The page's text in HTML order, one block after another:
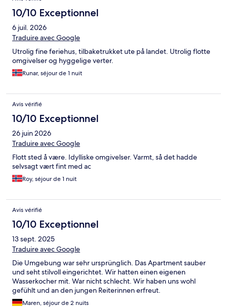
10/10 Exceptionnel
6 juil. 2026
Traduire avec Google
Utrolig fine feriehus, tilbaketrukket ute på landet. Utrolig flotte
omgivelser og hyggelige verter.
Runar, séjour de 1 nuit
Avis vérifié
10/10 Exceptionnel
26 juin 2026
Traduire avec Google
Flott sted å være. Idylliske omgivelser. Varmt, så det hadde
selvsagt vært fint med ac
Roy, séjour de 1 nuit
Avis vérifié
10/10 Exceptionnel
13 sept. 2025
Traduire avec Google
Die Umgebung war sehr ursprünglich. Das Apartment sauber
und seht stilvoll eingerichtet. Wir hatten einen eigenen
Wasserkocher mit. War nicht schlecht. Wir haben uns wohl
gefühlt und an den jungen Reiterinnen erfreut.
Maren, séjour de 2 nuits